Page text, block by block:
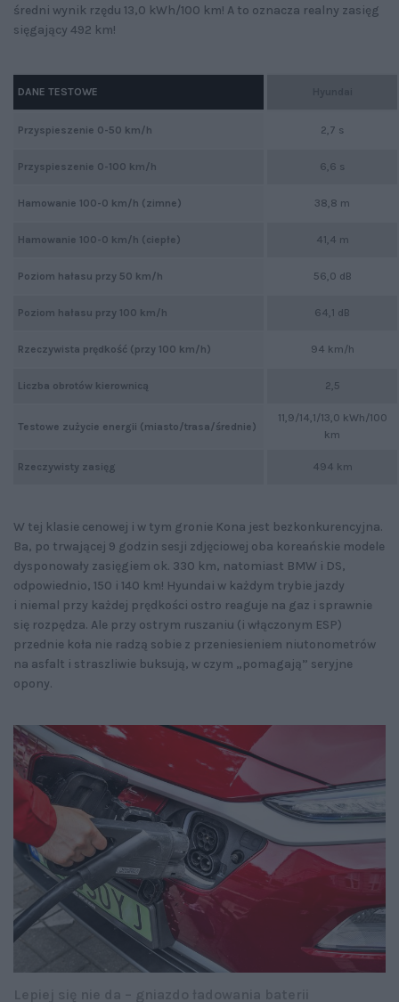
średni wynik rzędu 13,0 kWh/100 km! A to oznacza realny zasięg
sięgający 492 km!
2,7 s
6,6 s
38,8 m
41,4 m
56,0 dB
64,1 dB
94 km/h
2,5
11,9/14,1/13,0 kWh/100
km
494 km
DANE TESTOWE
Przyspieszenie 0-50 km/h
Przyspieszenie 0-100 km/h
Hamowanie 100-0 km/h (zimne)
Hamowanie 100-0 km/h (ciepłe)
Poziom hałasu przy 50 km/h
Poziom hałasu przy 100 km/h
Rzeczywista prędkość (przy 100 km/h)
Liczba obrotów kierownicą
Testowe zużycie energii (miasto/trasa/średnie)
Rzeczywisty zasięg
W tej klasie cenowej i w tym gronie Kona jest bezkonkurencyjna.
Ba, po trwającej 9 godzin sesji zdjęciowej oba koreańskie modele
dysponowały zasięgiem ok. 330 km, natomiast BMW i DS,
odpowiednio, 150 i 140 km! Hyundai w każdym trybie jazdy
i niemal przy każdej prędkości ostro reaguje na gaz i sprawnie
się rozpędza. Ale przy ostrym ruszaniu (i włączonym ESP)
przednie koła nie radzą sobie z przeniesieniem niutonometrów
na asfalt i straszliwie buksują, w czym „pomagają” seryjne
opony.